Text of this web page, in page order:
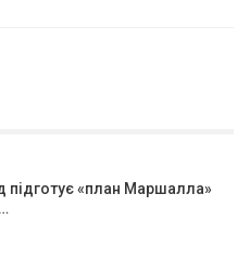
підготує «план Маршалла»